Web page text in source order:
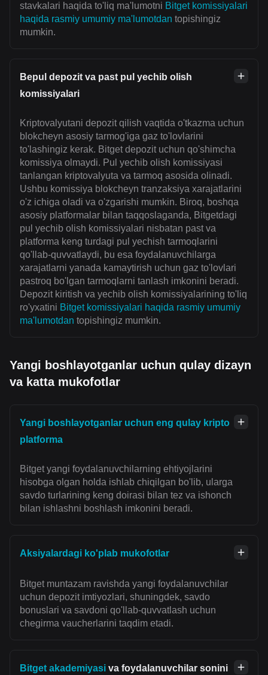
stavkalari haqida to'liq ma'lumotni Bitget komissiyalari
haqida rasmiy umumiy ma'lumotdan topishingiz
mumkin.
Bepul depozit va past pul yechib olish
komissiyalari
Kriptovalyutani depozit qilish vaqtida o'tkazma uchun
blokcheyn asosiy tarmog'iga gaz to'lovlarini
to'lashingiz kerak. Bitget depozit uchun qo'shimcha
komissiya olmaydi. Pul yechib olish komissiyasi
tanlangan kriptovalyuta va tarmoq asosida olinadi.
Ushbu komissiya blokcheyn tranzaksiya xarajatlarini
o'z ichiga oladi va o'zgarishi mumkin. Biroq, boshqa
asosiy platformalar bilan taqqoslaganda, Bitgetdagi
pul yechib olish komissiyalari nisbatan past va
platforma keng turdagi pul yechish tarmoqlarini
qo'llab-quvvatlaydi, bu esa foydalanuvchilarga
xarajatlarni yanada kamaytirish uchun gaz to'lovlari
pastroq bo'lgan tarmoqlarni tanlash imkonini beradi.
Depozit kiritish va yechib olish komissiyalarining to'liq
ro'yxatini Bitget komissiyalari haqida rasmiy umumiy
ma'lumotdan topishingiz mumkin.
Yangi boshlayotganlar uchun qulay dizayn
va katta mukofotlar
Yangi boshlayotganlar uchun eng qulay kripto
platforma
Bitget yangi foydalanuvchilarning ehtiyojlarini
hisobga olgan holda ishlab chiqilgan bo'lib, ularga
savdo turlarining keng doirasi bilan tez va ishonch
bilan ishlashni boshlash imkonini beradi.
Aksiyalardagi ko'plab mukofotlar
Bitget muntazam ravishda yangi foydalanuvchilar
uchun depozit imtiyozlari, shuningdek, savdo
bonuslari va savdoni qo'llab-quvvatlash uchun
chegirma vaucherlarini taqdim etadi.
Bitget akademiyasi va foydalanuvchilar sonini